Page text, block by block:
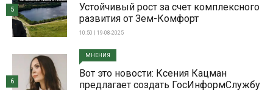
Устойчивый рост за счет комплексного
развития от Зем-Комфорт
10:50 | 19-08-2025
5
МНЕНИЯ
Вот это новости: Ксения Кацман
предлагает создать ГосИнформСлужбу
6